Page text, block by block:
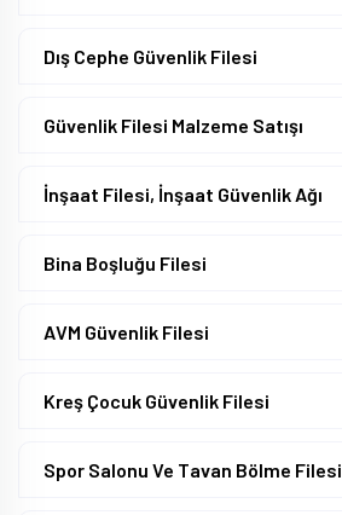
Dış Cephe Güvenlik Filesi
Güvenlik Filesi Malzeme Satışı
İnşaat Filesi, İnşaat Güvenlik Ağı
Bina Boşluğu Filesi
AVM Güvenlik Filesi
Kreş Çocuk Güvenlik Filesi
Spor Salonu Ve Tavan Bölme Filesi